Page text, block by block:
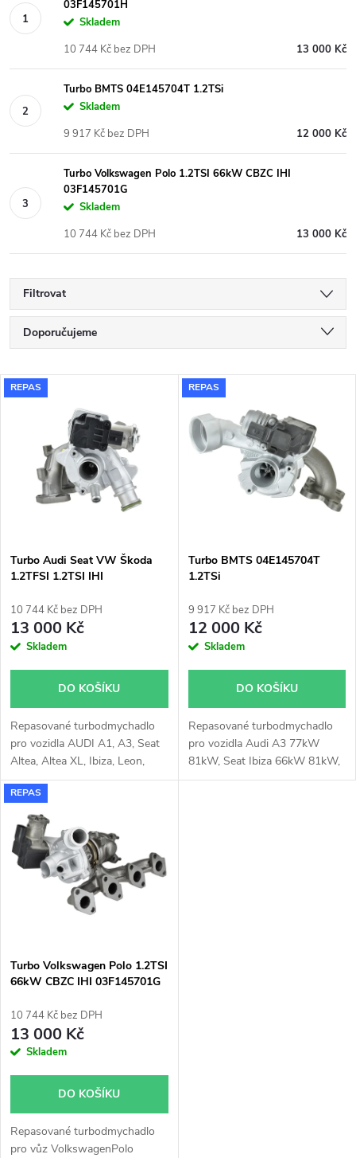
03F145701H
Skladem
13 000 Kč
10 744 Kč bez DPH
Turbo BMTS 04E145704T 1.2TSi
Skladem
12 000 Kč
9 917 Kč bez DPH
Turbo Volkswagen Polo 1.2TSI 66kW CBZC IHI
03F145701G
Skladem
13 000 Kč
10 744 Kč bez DPH
Filtrovat
Ř
a
p
r
o
u
k
t
ů
Doporučujeme
Nejdražší
Nejprodávanější
Abecedně
V
s
p
r
o
d
u
k
t
ů
REPAS
Turbo Audi Seat VW Škoda
1.2TFSI 1.2TSI IHI
10 744 Kč bez DPH
13 000 Kč
Skladem
DO KOŠÍKU
Repasované turbodmychadlo
pro vozidla AUDI A1, A3, Seat
Altea, Altea XL, Ibiza, Leon,
Toledo, VW Beetle, Caddy, Golf,
Jetta, Polo, Touran, Škoda
Fabia, Octavia, Rapid,
Roomster, Yeti
REPAS
Turbo BMTS 04E145704T
1.2TSi
9 917 Kč bez DPH
12 000 Kč
Skladem
DO KOŠÍKU
Repasované turbodmychadlo
pro vozidla Audi A3 77kW
81kW, Seat Ibiza 66kW 81kW,
Seat Leon 63kW 77kW 81kW,
REPAS
Turbo Volkswagen Polo 1.2TSI
66kW CBZC IHI 03F145701G
10 744 Kč bez DPH
13 000 Kč
Skladem
DO KOŠÍKU
Repasované turbodmychadlo
pro vůz VolkswagenPolo